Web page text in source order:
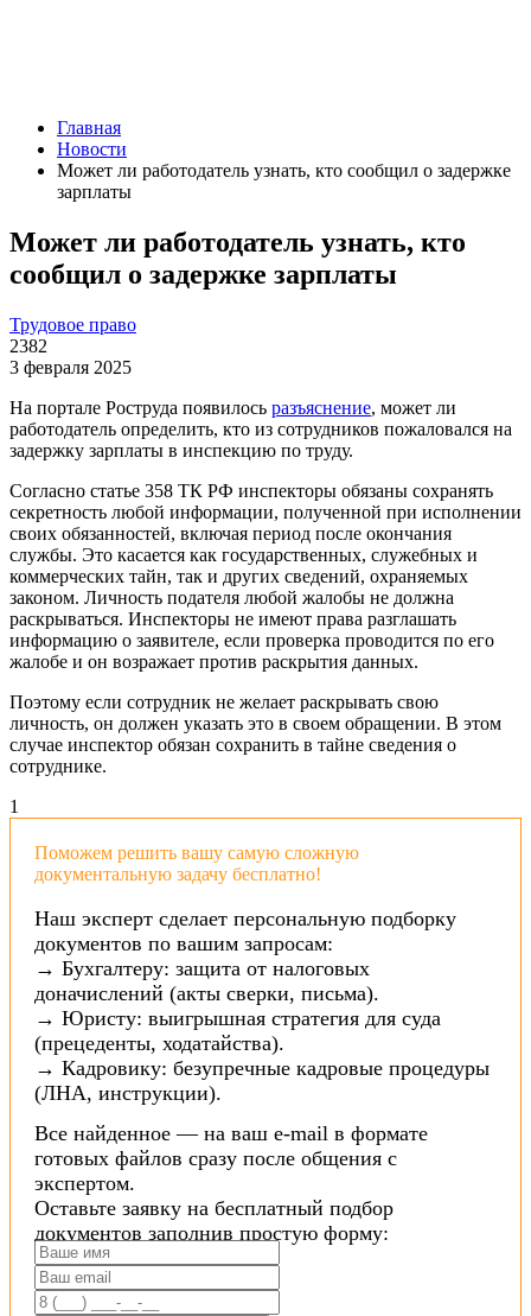
Главная
Новости
Может ли работодатель узнать, кто сообщил о задержке
зарплаты
Может ли работодатель узнать, кто
сообщил о задержке зарплаты
Трудовое право
2382
3 февраля 2025
На портале Роструда появилось разъяснение, может ли
работодатель определить, кто из сотрудников пожаловался на
задержку зарплаты в инспекцию по труду.
Согласно статье 358 ТК РФ инспекторы обязаны сохранять
секретность любой информации, полученной при исполнении
своих обязанностей, включая период после окончания
службы. Это касается как государственных, служебных и
коммерческих тайн, так и других сведений, охраняемых
законом. Личность подателя любой жалобы не должна
раскрываться. Инспекторы не имеют права разглашать
информацию о заявителе, если проверка проводится по его
жалобе и он возражает против раскрытия данных.
Поэтому если сотрудник не желает раскрывать свою
личность, он должен указать это в своем обращении. В этом
случае инспектор обязан сохранить в тайне сведения о
сотруднике.
1
Поможем решить вашу самую сложную
документальную задачу бесплатно!
Наш эксперт сделает персональную подборку
документов по вашим запросам:
→ Бухгалтеру: защита от налоговых
доначислений (акты сверки, письма).
→ Юристу: выигрышная стратегия для суда
(прецеденты, ходатайства).
→ Кадровику: безупречные кадровые процедуры
(ЛНА, инструкции).
Все найденное — на ваш e-mail в формате
готовых файлов сразу после общения с
экспертом.
Оставьте заявку на бесплатный подбор
документов заполнив простую форму: